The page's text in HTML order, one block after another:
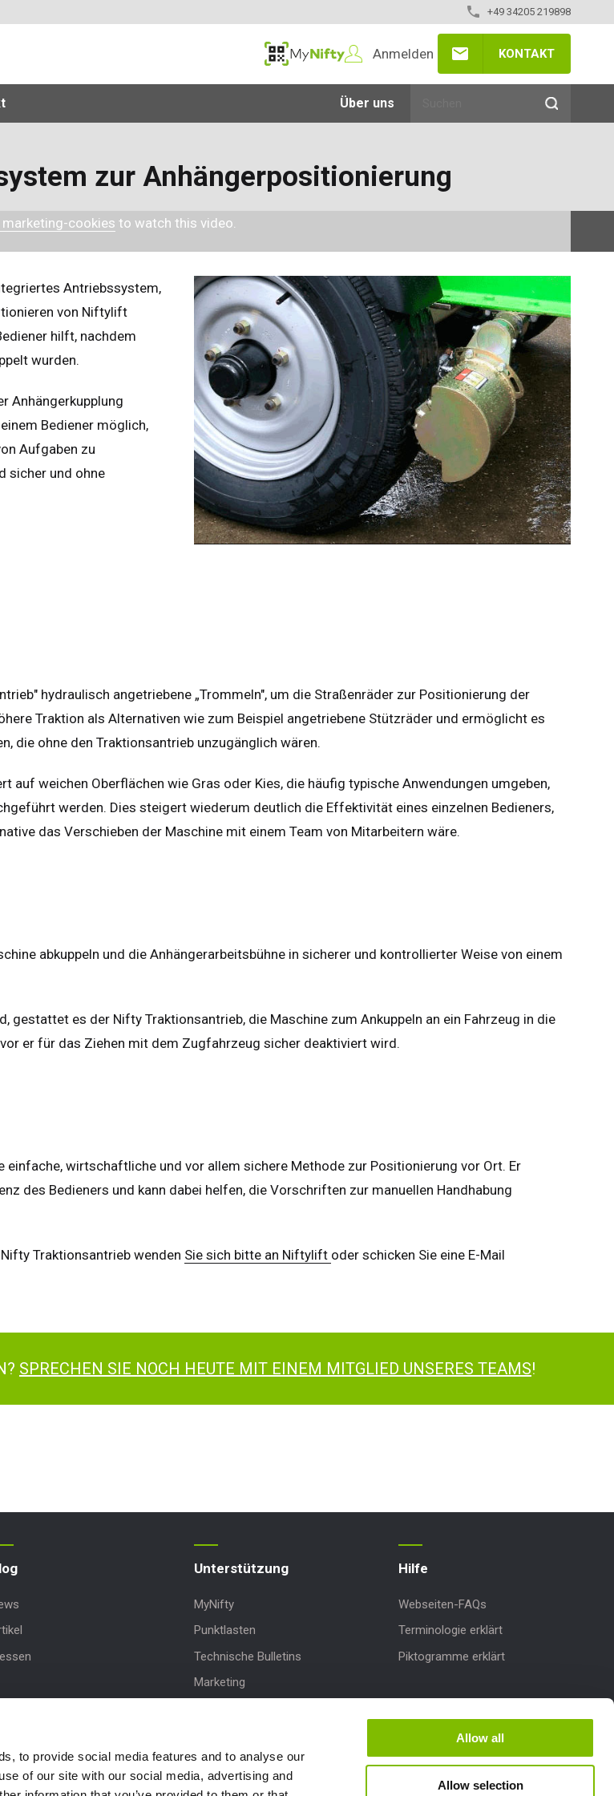
to provide social media features and to analyse our
of our site with our social media, advertising and
Allow all
Allow selection
+49 34205 219898
MyNifty
Anmelden KONTAKT
Über uns
zur Anhängerpositionierung
cookies to watch this video.
Antriebssystem,
von Niftylift
hilft, nachdem
wurden.
Anhängerkupplung
Bediener möglich,
Aufgaben zu
sicher und ohne
hydraulisch angetriebene „Trommeln", um die Straßenräder zur Positionierung der
Traktion als Alternativen wie zum Beispiel angetriebene Stützräder und ermöglicht es
die ohne den Traktionsantrieb unzugänglich wären.
auf weichen Oberflächen wie Gras oder Kies, die häufig typische Anwendungen umgeben,
werden. Dies steigert wiederum deutlich die Effektivität eines einzelnen Bedieners,
das Verschieben der Maschine mit einem Team von Mitarbeitern wäre.
abkuppeln und die Anhängerarbeitsbühne in sicherer und kontrollierter Weise von einem
gestattet es der Nifty Traktionsantrieb, die Maschine zum Ankuppeln an ein Fahrzeug in die
er für das Ziehen mit dem Zugfahrzeug sicher deaktiviert wird.
einfache, wirtschaftliche und vor allem sichere Methode zur Positionierung vor Ort. Er
des Bedieners und kann dabei helfen, die Vorschriften zur manuellen Handhabung
Traktionsantrieb wenden Sie sich bitte an Niftylift oder schicken Sie eine E-Mail
SPRECHEN SIE NOCH HEUTE MIT EINEM MITGLIED UNSERES TEAMS!
Unterstützung
MyNifty
Punktlasten
Technische Bulletins
Marketing
NiftyPRO
Hilfe
Webseiten-FAQs
Terminologie erklärt
Piktogramme erklärt
English
Español
Español